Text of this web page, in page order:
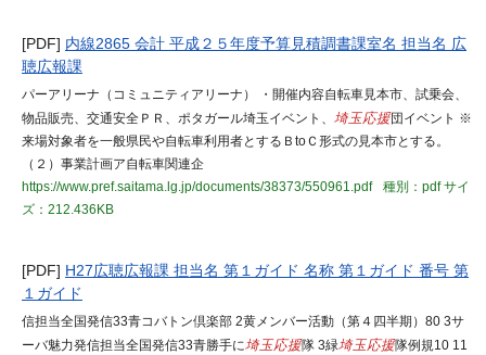
[PDF] 内線2865 会計 平成２５年度予算見積調書課室名 担当名 広
聴広報課
パーアリーナ（コミュニティアリーナ） ・開催内容自転車見本市、試乗会、
物品販売、交通安全ＰＲ、ポタガール埼玉イベント、 埼玉応援団イベント ※
来場対象者を一般県民や自転車利用者とするＢtoＣ形式の見本市とする。
（２）事業計画ア自転車関連企
https://www.pref.saitama.lg.jp/documents/38373/550961.pdf
種別：pdfサイ
ズ：212.436KB
[PDF] H27広聴広報課 担当名 第１ガイド 名称 第１ガイド 番号 第
１ガイド
信担当全国発信33青コバトン倶楽部 2黄メンバー活動（第４四半期）80 3サ
ーバ魅力発信担当全国発信33青勝手に埼玉応援隊 3緑埼玉応援隊例規10 11